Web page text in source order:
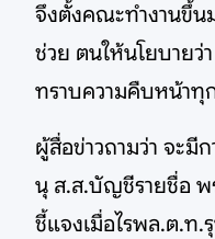
จึงตั้งคณะทำงานขึ้น
ช่วย ตนให้นโยบายว่
ทราบความคืบหน้าทุ
ผู้สื่อข่าวถามว่า จะมี
นุ ส.ส.บัญชีรายชื่อ พ
ชี้แจงเมื่อไรพล.ต.ท.